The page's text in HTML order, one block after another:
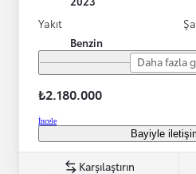
Yakıt
Benzin
Daha fazla
₺2.180.000
İncele
Bayiyle
Karşılaştırın